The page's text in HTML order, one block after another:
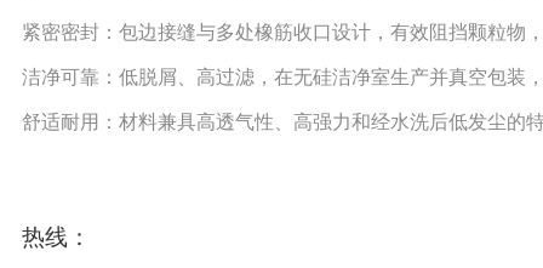
紧密密封：包边接缝与多处橡筋收口设计，有效阻挡颗粒物
洁净可靠：低脱屑、高过滤，在无硅洁净室生产并真空包装
舒适耐用：材料兼具高透气性、高强力和经水洗后低发尘的
热线：